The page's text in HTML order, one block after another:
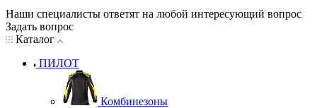
Наши специалисты ответят на любой интересующий вопрос
Задать вопрос
Каталог
ПИЛОТ
Комбинезоны